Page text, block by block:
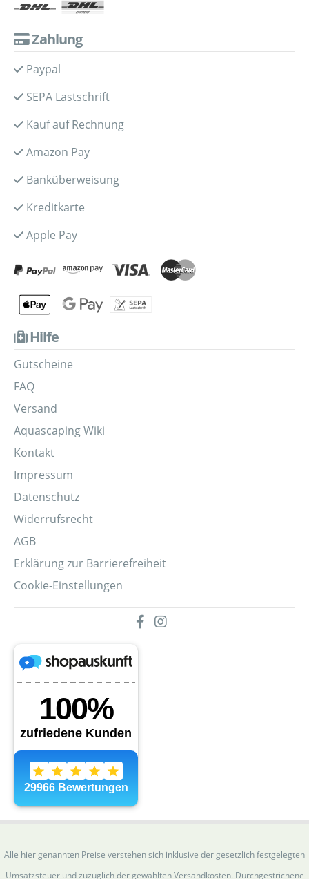
Zahlung
Paypal
SEPA Lastschrift
Kauf auf Rechnung
Amazon Pay
Banküberweisung
Kreditkarte
Apple Pay
Hilfe
Gutscheine
FAQ
Versand
Aquascaping Wiki
Kontakt
Impressum
Datenschutz
Widerrufsrecht
AGB
Erklärung zur Barrierefreiheit
Cookie-Einstellungen
Alle hier genannten Preise verstehen sich inklusive der gesetzlich festgelegten
Umsatzsteuer und zuzüglich der gewählten Versandkosten. Durchgestrichene